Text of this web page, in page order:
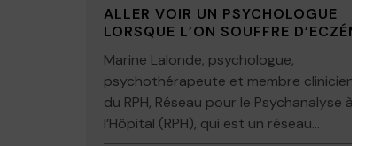
ALLER VOIR UN PSYCHOLOGUE
LORSQUE L’ON SOUFFRE D’ECZÉMA?
Marine Lalonde, psychologue,
psychothérapeute et membre clinicienne
du RPH, Réseau pour le Psychanalyse à
l’Hôpital (RPH), qui est un réseau...